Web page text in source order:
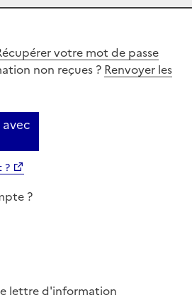
votre mot de passe
non reçues ? Renvoyer les
?
?
lettre d'information